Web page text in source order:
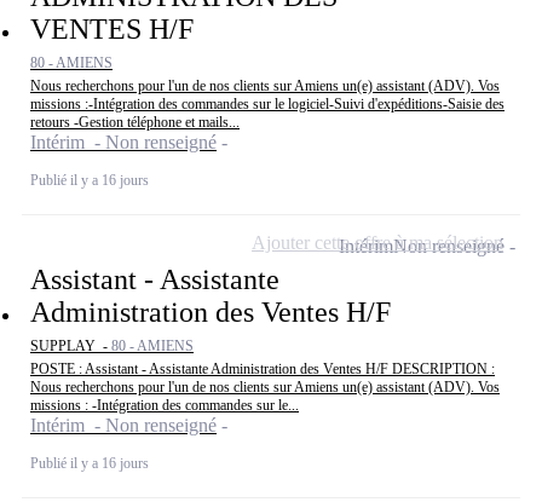
VENTES H/F
80 - AMIENS
Nous recherchons pour l'un de nos clients sur Amiens un(e) assistant (ADV). Vos
missions :-Intégration des commandes sur le logiciel-Suivi d'expéditions-Saisie des
retours -Gestion téléphone et mails...
Intérim - Non renseigné
Publié il y a 16 jours
Assistant - Assistante
Administration des Ventes H/F
SUPPLAY - 80 - AMIENS
POSTE : Assistant - Assistante Administration des Ventes H/F DESCRIPTION :
Nous recherchons pour l'un de nos clients sur Amiens un(e) assistant (ADV). Vos
missions : -Intégration des commandes sur le...
Intérim - Non renseigné
Publié il y a 16 jours
IntérimNon renseigné
Ajouter cette offre à ma sélection